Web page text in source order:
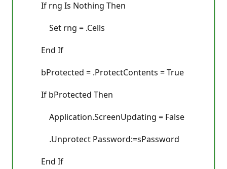
If rng Is Nothing Then
Set rng = .Cells
End If
bProtected = .ProtectContents = True
If bProtected Then
Application.ScreenUpdating = False
.Unprotect Password:=sPassword
End If